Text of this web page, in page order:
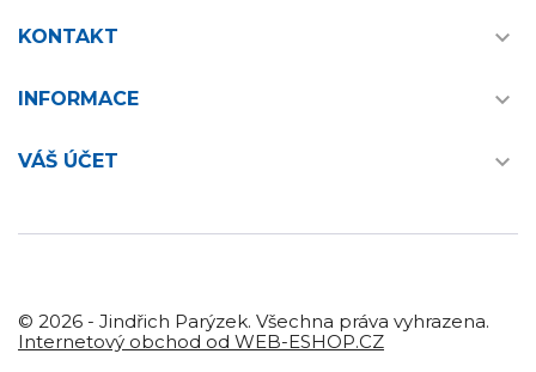
KONTAKT 
INFORMACE 
VÁŠ ÚČET 
© 2026 - Jindřich Parýzek. Všechna práva vyhrazena.
Internetový obchod od WEB-ESHOP.CZ